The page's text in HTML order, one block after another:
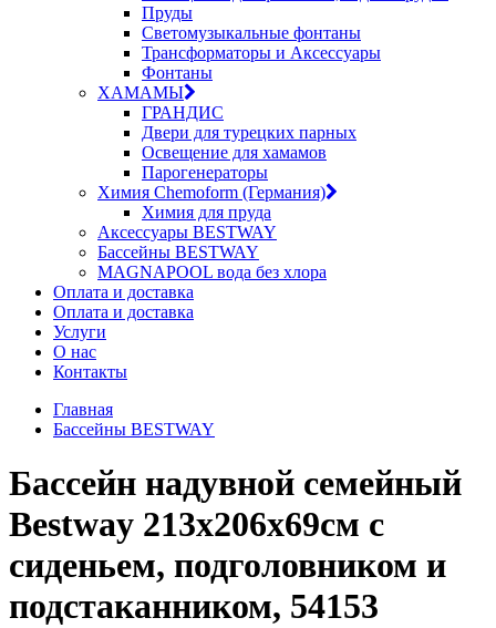
Пруды
Светомузыкальные фонтаны
Трансформаторы и Аксессуары
Фонтаны
ХАМАМЫ
ГРАНДИС
Двери для турецких парных
Освещение для хамамов
Парогенераторы
Химия Chemoform (Германия)
Химия для пруда
Аксессуары BESTWAY
Бассейны BESTWAY
MAGNAPOOL вода без хлора
Оплата и доставка
Оплата и доставка
Услуги
О нас
Контакты
Главная
Бассейны BESTWAY
Бассейн надувной семейный
Bestway 213х206х69см с
сиденьем, подголовником и
подстаканником, 54153